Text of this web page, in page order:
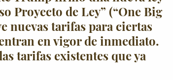
Proyecto de Ley” (“One Big
nuevas tarifas para ciertas
en vigor de inmediato.
tarifas existentes que ya